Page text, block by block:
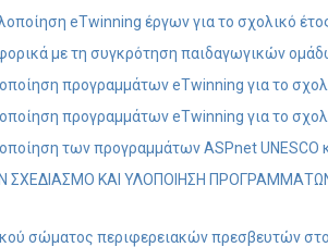
eTwinning έργων για το σχολικό
με τη συγκρότηση παιδαγωγικών
προγραμμάτων eTwinning για το
προγραμμάτωνeTwinning για το
των προγραμμάτων ASPnet UNESCO
ΣΧΕΔΙΑΣΜΟ ΚΑΙ ΥΛΟΠΟΙΗΣΗ
σώματος περιφερειακών πρεσβευτών